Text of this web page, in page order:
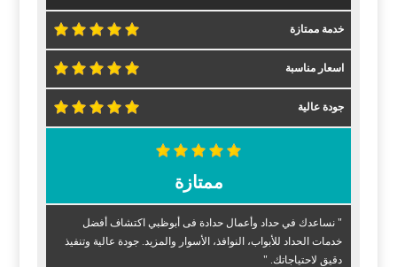
خدمة ممتازة
اسعار مناسبة
جودة عالية
ممتازة
" نساعدك في حداد وأعمال حدادة فى أبوظبي اكتشاف أفضل
خدمات الحداد للأبواب، النوافذ، الأسوار والمزيد. جودة عالية وتنفيذ
دقيق لاحتياجاتك. "